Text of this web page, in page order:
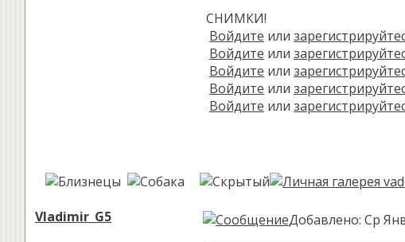
СНИМКИ!
Войдите или
Войдите или
Войдите или
Войдите или
Войдите или
Vladimir_G5 Добавлено: Ср